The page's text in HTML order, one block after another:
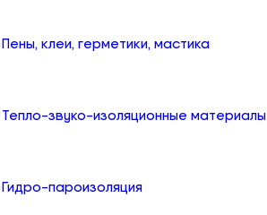
Пены, клеи, герметики, мастика
Тепло-звуко-изоляционные материалы
Гидро-пароизоляция